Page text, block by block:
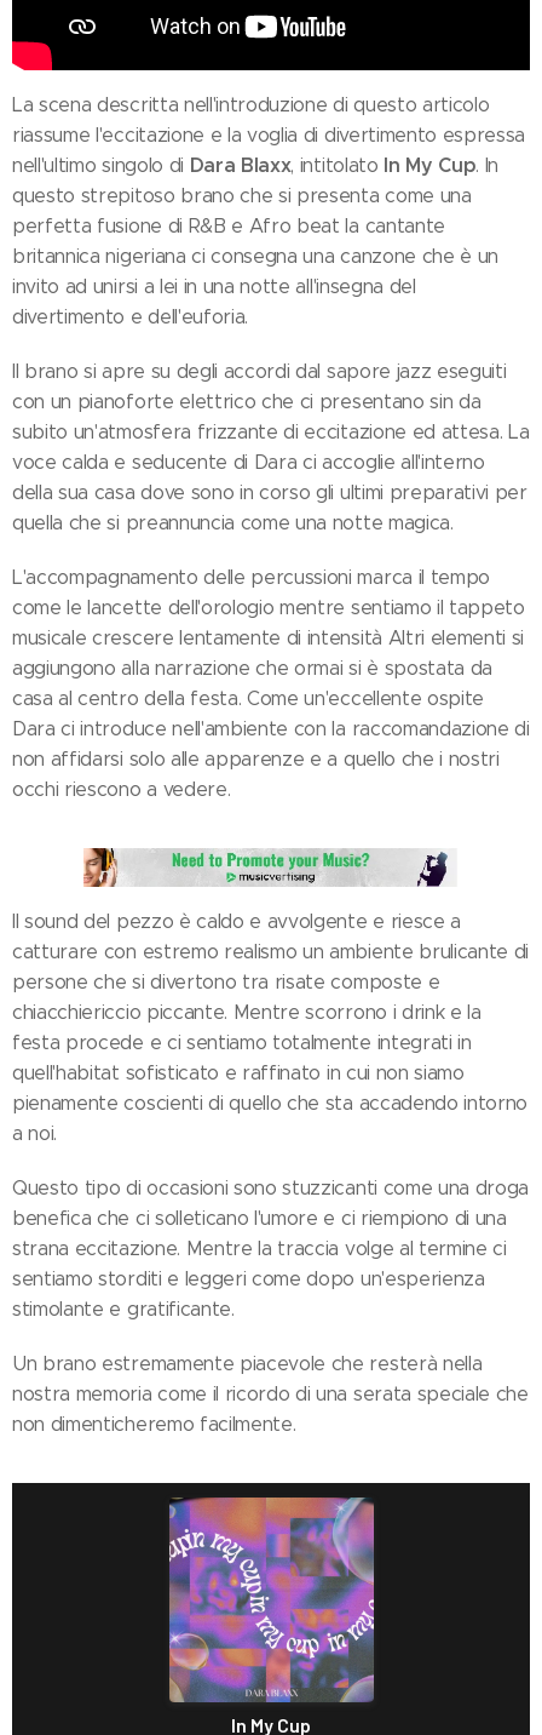
La scena descritta nell'introduzione di questo articolo
riassume l'eccitazione e la voglia di divertimento espressa
nell'ultimo singolo di Dara Blaxx, intitolato In My Cup. In
questo strepitoso brano che si presenta come una
perfetta fusione di R&B e Afro beat la cantante
britannica nigeriana ci consegna una canzone che è un
invito ad unirsi a lei in una notte all'insegna del
divertimento e dell'euforia.
Il brano si apre su degli accordi dal sapore jazz eseguiti
con un pianoforte elettrico che ci presentano sin da
subito un'atmosfera frizzante di eccitazione ed attesa. La
voce calda e seducente di Dara ci accoglie all'interno
della sua casa dove sono in corso gli ultimi preparativi per
quella che si preannuncia come una notte magica.
L'accompagnamento delle percussioni marca il tempo
come le lancette dell'orologio mentre sentiamo il tappeto
musicale crescere lentamente di intensità Altri elementi si
aggiungono alla narrazione che ormai si è spostata da
casa al centro della festa. Come un'eccellente ospite
Dara ci introduce nell'ambiente con la raccomandazione di
non affidarsi solo alle apparenze e a quello che i nostri
occhi riescono a vedere.
Il sound del pezzo è caldo e avvolgente e riesce a
catturare con estremo realismo un ambiente brulicante di
persone che si divertono tra risate composte e
chiacchiericcio piccante. Mentre scorrono i drink e la
festa procede e ci sentiamo totalmente integrati in
quell'habitat sofisticato e raffinato in cui non siamo
pienamente coscienti di quello che sta accadendo intorno
a noi.
Questo tipo di occasioni sono stuzzicanti come una droga
benefica che ci solleticano l'umore e ci riempiono di una
strana eccitazione. Mentre la traccia volge al termine ci
sentiamo storditi e leggeri come dopo un'esperienza
stimolante e gratificante.
Un brano estremamente piacevole che resterà nella
nostra memoria come il ricordo di una serata speciale che
non dimenticheremo facilmente.